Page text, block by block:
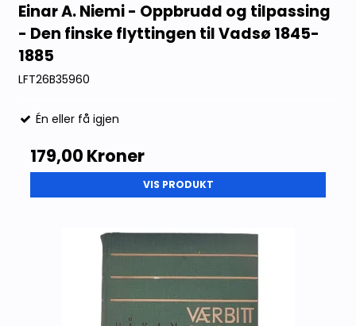
Einar A. Niemi - Oppbrudd og tilpassing
- Den finske flyttingen til Vadsø 1845-
1885
LFT26B35960
Én eller få igjen
179,00 Kroner
VIS PRODUKT